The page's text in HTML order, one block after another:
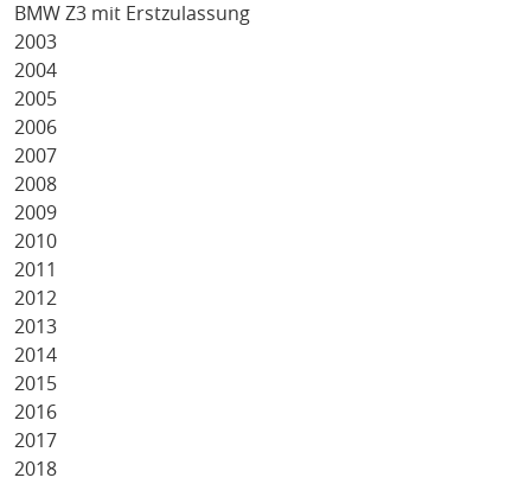
BMW Z3 mit Erstzulassung
2003
2004
2005
2006
2007
2008
2009
2010
2011
2012
2013
2014
2015
2016
2017
2018